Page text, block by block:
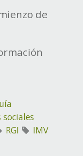
de
sociales
RGI
IMV